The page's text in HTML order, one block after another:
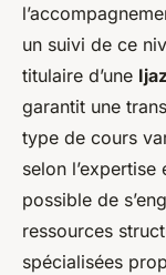
un suivi de ce
titulaire d’une
garantit une
type de cours
selon
possible de
ressources
spécialisées